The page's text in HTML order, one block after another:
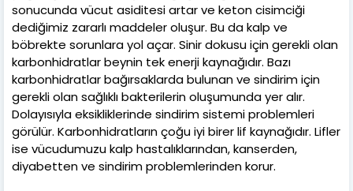
sonucunda vücut asiditesi artar ve keton cisimciği
dediğimiz zararlı maddeler oluşur. Bu da kalp ve
böbrekte sorunlara yol açar. Sinir dokusu için gerekli olan
karbonhidratlar beynin tek enerji kaynağıdır. Bazı
karbonhidratlar bağırsaklarda bulunan ve sindirim için
gerekli olan sağlıklı bakterilerin oluşumunda yer alır.
Dolayısıyla eksikliklerinde sindirim sistemi problemleri
görülür. Karbonhidratların çoğu iyi birer lif kaynağıdır. Lifler
ise vücudumuzu kalp hastalıklarından, kanserden,
diyabetten ve sindirim problemlerinden korur.